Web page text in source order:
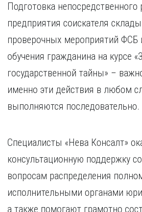
Подготовка непосредственного
предприятия соискателя
проверочных мероприятий ФСБ
обучения гражданина на курсе
государственной тайны» –
именно эти действия в любом
выполняются последовательно.
Специалисты «Нева Консалт»
консультационную поддержку
вопросам распределения
исполнительными органами
а также помогают грамотно